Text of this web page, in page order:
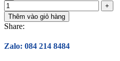
Thêm vào giỏ hàng
Share:
Zalo: 084 214 8484